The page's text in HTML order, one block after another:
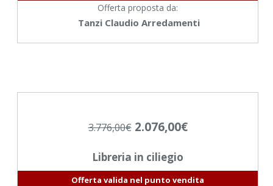
Offerta proposta da:
Tanzi Claudio Arredamenti
3.776,00€ 2.076,00€
Libreria in ciliegio
Offerta valida nel punto vendita